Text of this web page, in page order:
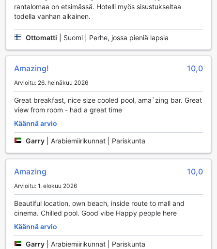
ensiluokkaiset urheilu- ja vapaa-ajan mahdollisuudet, jotka
tekevät lomasta unohtumattoman. Hotellin sisäuima-allas
on täydellinen paikka rentoutua ja virkistyä, ja se tarjoaa
rauhallisen ympäristön uintiin ympäri vuoden. Lisäksi
moderni kuntokeskus on varustettu huipputeknologian
laitteilla, joten voit ylläpitää kuntoasi lomasi aikana. Jos
haluat haastaa ystäväsi tai perheenjäsenesi, hotellin
vieraille.
Vesiharrastusten ystäville Al Raha Beach Resort & Spa
tarjoaa laajan valikoiman ei-moottoroituja vesilajeja, kuten
purjelautailua, kajakkimelontaa ja veneilyä. Hotellin oma
yksityinen ranta tarjoaa upean ympäristön rentoutumiseen
auringossa tai virkistävissä merivedessä. Ulkouima-allas on
täydellinen paikka nauttia virkistävästä juomasta hotellin
uima-altaalla sijaitsevasta baarista, samalla kun nautit
joka tuo hauskuutta ja kilpailuhenkeä lomasi aikana. Al Raha
Beach Resort & Spa on todellinen paratiisi kaikille urheilun ja
aktiviteettien ystäville!
Al Raha Beach Resort & Spa:n Kätevyyspalvelut
valikoiman kätevyyspalveluja, jotka tekevät oleskelusta
rantalomaa on etsimässä. Hotelli myös sisustukseltaa
todella vanhan aikainen.
Ottomatti Suomi | Perhe, jossa pieniä lapsia
Amazing! 10,0
Arvioitu: 26. heinäkuu 2026
Great breakfast, nice size cooled pool, ama`zing bar. Great
view from room - had a great time
Käännä arvio
Garry Arabiemiirikunnat | Pariskunta
Amazing 10,0
Arvioitu: 1. elokuu 2026
Beautiful location, own beach, inside route to mall and
cinema. Chilled pool. Good vibe Happy people here
Käännä arvio
Garry Arabiemiirikunnat | Pariskunta